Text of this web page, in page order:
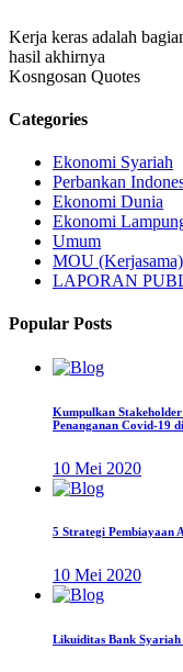
Kerja keras adalah
hasil akhirnya
Kosngosan Quotes
Categories
Ekonomi Syariah
Perbankan
Ekonomi Dunia
Ekonomi
Umum
MOU (Kerjasama)
LAPORAN
Popular Posts
Kumpulkan
Penanganan Covid-19
10 Mei 2020
5 Strategi Pembiayaan
10 Mei 2020
Likuiditas Bank Syariah